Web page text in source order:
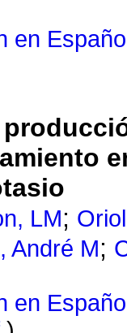
en
LM;
André M;
en